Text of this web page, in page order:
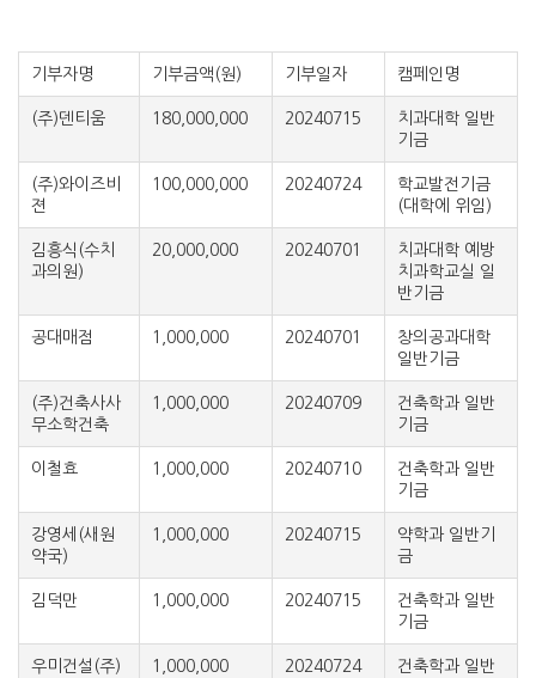
기부자명 기부금액(원) 기부일자 캠페인명
(주)덴티움 180,000,000 20240715
치과대학 일반
기금
(주)와이즈비
젼
100,000,000 20240724
학교발전기금
(대학에 위임)
김흥식(수치
과의원)
20,000,000 20240701
치과대학 예방
치과학교실 일
반기금
공대매점 1,000,000 20240701
창의공과대학
일반기금
(주)건축사사
무소학건축
1,000,000 20240709
건축학과 일반
기금
이철효 1,000,000 20240710
건축학과 일반
기금
강영세(새원
약국)
1,000,000 20240715
약학과 일반기
금
김덕만 1,000,000 20240715
건축학과 일반
기금
우미건설(주) 1,000,000 20240724
건축학과 일반